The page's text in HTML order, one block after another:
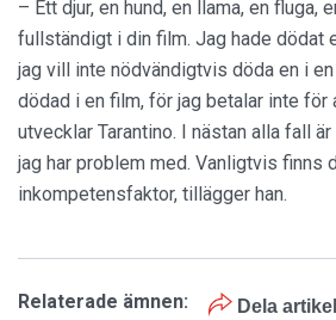
– Ett djur, en hund, en llama, en fluga,
fullständigt i din film. Jag hade dödat
jag vill inte nödvändigtvis döda en i
dödad i en film, för jag betalar inte för
utvecklar Tarantino. I nästan alla fall
jag har problem med. Vanligtvis finns
inkompetensfaktor, tillägger han.
Dela
Relaterade ämnen: